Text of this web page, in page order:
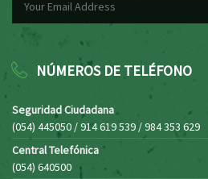
NÚMEROS DE TELÉFONO
Seguridad Ciudadana
(054) 445050 / 914 619 539 / 984 353 629
Central Telefónica
(054) 640500